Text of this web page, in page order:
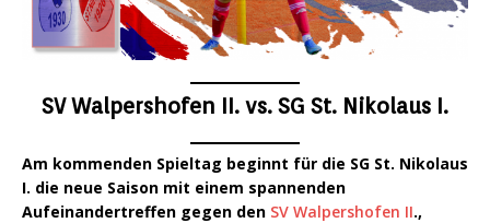
SV Walpershofen II. vs. SG St. Nikolaus I.
Am kommenden Spieltag beginnt für die SG St. Nikolaus
I. die neue Saison mit einem spannenden
Aufeinandertreffen gegen den SV Walpershofen II.,